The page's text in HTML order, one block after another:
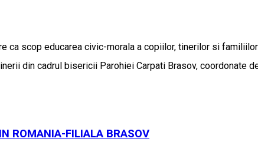
ca scop educarea civic-morala a copiilor, tinerilor si
din cadrul bisericii Parohiei Carpati Brasov, coordonate
ROMANIA-FILIALA BRASOV